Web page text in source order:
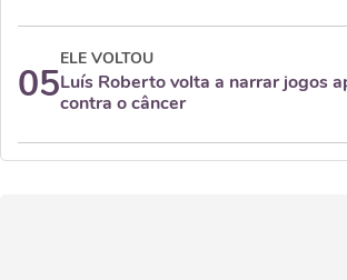
05
ELE VOLTOU
Luís Roberto volta a narrar jogos
contra o câncer